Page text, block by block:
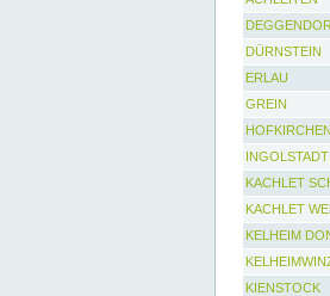
DÜRNSTEIN
ERLAU
GREIN
HOFKIRCHEN
KACHLET
KACHLET
KELHEIM
KIENSTOCK